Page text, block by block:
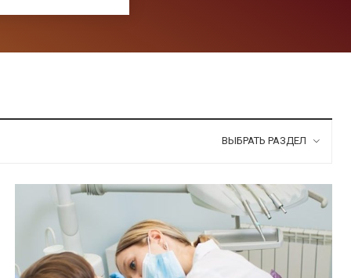
ВЫБРАТЬ РАЗДЕЛ